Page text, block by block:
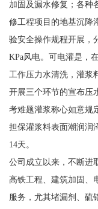
加固及漏水修复；各种
修工程项目的地基沉降
验安全操作规程开展，
KPa风电。可电灌是，
工作压力水清洗，灌浆
开展三个环节的宣布压
考难题灌浆称心如意规
担保灌浆料表面潮润润
14天。
公司成立以来，不断进
高铁工程、建筑加固、
服务，尤其堵漏剂、硫